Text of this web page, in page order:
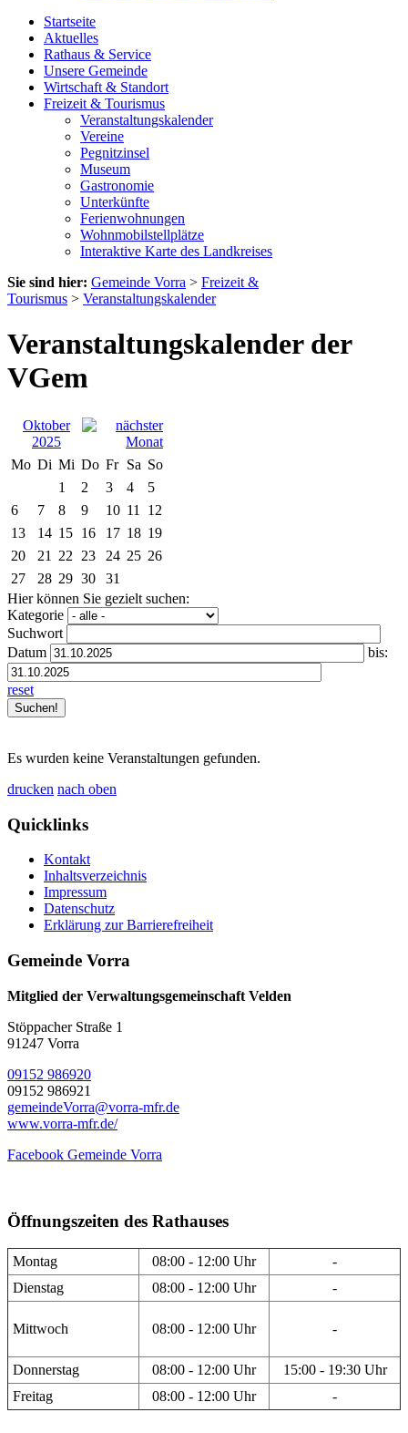
Startseite
Aktuelles
Rathaus & Service
Unsere Gemeinde
Wirtschaft & Standort
Freizeit & Tourismus
Veranstaltungskalender
Vereine
Pegnitzinsel
Museum
Gastronomie
Unterkünfte
Ferienwohnungen
Wohnmobilstellplätze
Interaktive Karte des Landkreises
Sie sind hier: Gemeinde Vorra > Freizeit &
Tourismus > Veranstaltungskalender
Veranstaltungskalender der
VGem
Oktober
2025
Mo Di Mi Do Fr Sa So
1
2 3 4
5
6
7 8 9 10 11
12
13
14 15 16 17 18 19
20
21 22 23 24 25 26
27
28 29 30
31
Hier können Sie gezielt suchen:
Kategorie
Suchwort
Datum
bis:
reset
Es wurden keine Veranstaltungen gefunden.
drucken nach oben
Quicklinks
Kontakt
Inhaltsverzeichnis
Impressum
Datenschutz
Erklärung zur Barrierefreiheit
Gemeinde Vorra
Mitglied der Verwaltungsgemeinschaft Velden
Stöppacher Straße 1
91247 Vorra
09152 986920
09152 986921
gemeindeVorra@vorra-mfr.de
www.vorra-mfr.de/
Facebook Gemeinde Vorra
Öffnungszeiten des Rathauses
Montag 08:00 - 12:00 Uhr
-
Dienstag
08:00 - 12:00 Uhr -
Mittwoch 08:00 - 12:00 Uhr -
Donnerstag 08:00 - 12:00 Uhr
15:00 - 19:30 Uhr
Freitag
08:00 - 12:00 Uhr -